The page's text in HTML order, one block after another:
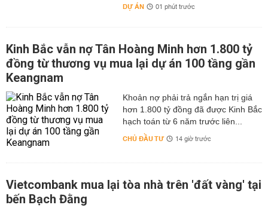
DỰ ÁN 01 phút trước
Kinh Bắc vẫn nợ Tân Hoàng Minh hơn 1.800 tỷ
đồng từ thương vụ mua lại dự án 100 tầng gần
Keangnam
hơn 1.800 tỷ đồng đã được Kinh Bắc
hạch toán từ 6 năm trước liên...
CHỦ ĐẦU TƯ 14 giờ trước
Vietcombank mua lại tòa nhà trên 'đất vàng' tại
bến Bạch Đằng